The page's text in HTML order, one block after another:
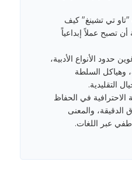
تي تشينغ" كيف
أن تصبح عملاً إبداعياً
حدود الأنواع الأدبية،
وهياكل السلطة
التقليدية.
الاحترافية في الحفاظ
والمعنى
عبر اللغات.